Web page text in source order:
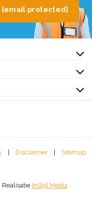
[email protected]
Disclaimer
Sitemap
InStijl Media